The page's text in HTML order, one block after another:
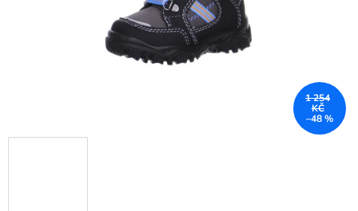
1 254
KČ
–48 %